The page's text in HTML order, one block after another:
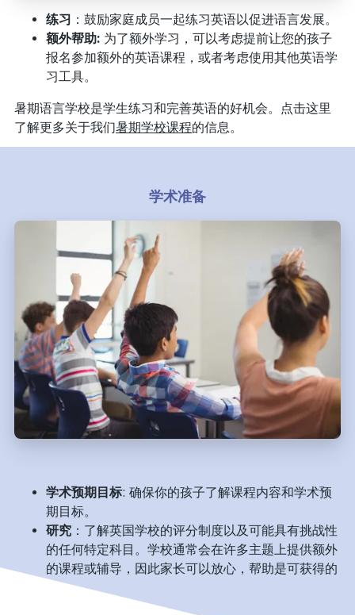
练习 ：鼓励家庭成员一起练习英语以促进语言发展。
额外帮助: 为了额外学习，可以考虑提前让您的孩子
报名参加额外的英语课程，或者考虑使用其他英语学
习工具。
暑期语言学校是学生练习和完善英语的好机会。点击这里
了解更多关于我们暑期学校课程的信息。
学术准备
学术预期目标: 确保你的孩子了解课程内容和学术预
期目标。
研究 ：了解英国学校的评分制度以及可能具有挑战性
的任何特定科目。学校通常会在许多主题上提供额外
的课程或辅导，因此家长可以放心，帮助是可获得的